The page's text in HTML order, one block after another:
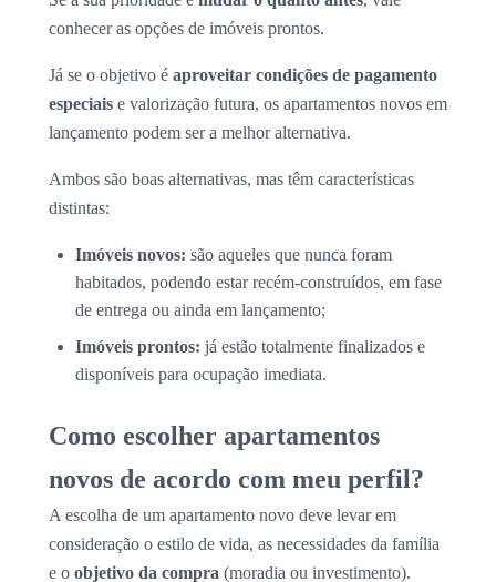
conhecer as opções de imóveis prontos.
Já se o objetivo é aproveitar condições de pagamento
especiais e valorização futura, os apartamentos novos em
lançamento podem ser a melhor alternativa.
Ambos são boas alternativas, mas têm características
distintas:
Imóveis novos: são aqueles que nunca foram
habitados, podendo estar recém-construídos, em fase
de entrega ou ainda em lançamento;
Imóveis prontos: já estão totalmente finalizados e
disponíveis para ocupação imediata.
Como escolher apartamentos
novos de acordo com meu perfil?
A escolha de um apartamento novo deve levar em
consideração o estilo de vida, as necessidades da família
e o objetivo da compra (moradia ou investimento).